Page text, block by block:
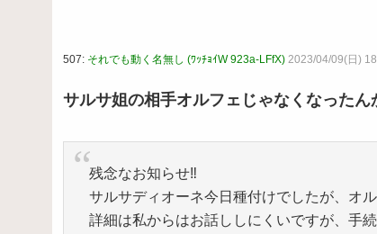
507: それでも動く名無し (ﾜｯﾁｮｲW 923a-LFfX) 2023/04/09(日)
サルサ姐の相手オルフェじゃなくなったん
残念なお知らせ‼️
サルサディオーネ今日種付けでしたが、オ
詳細は私からはお話ししにくいですが、手